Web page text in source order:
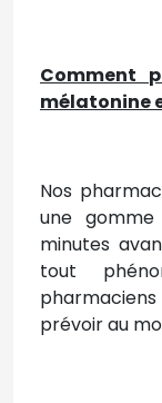
Comment
mélatonine
Nos
une
minutes
tout
prévoir au